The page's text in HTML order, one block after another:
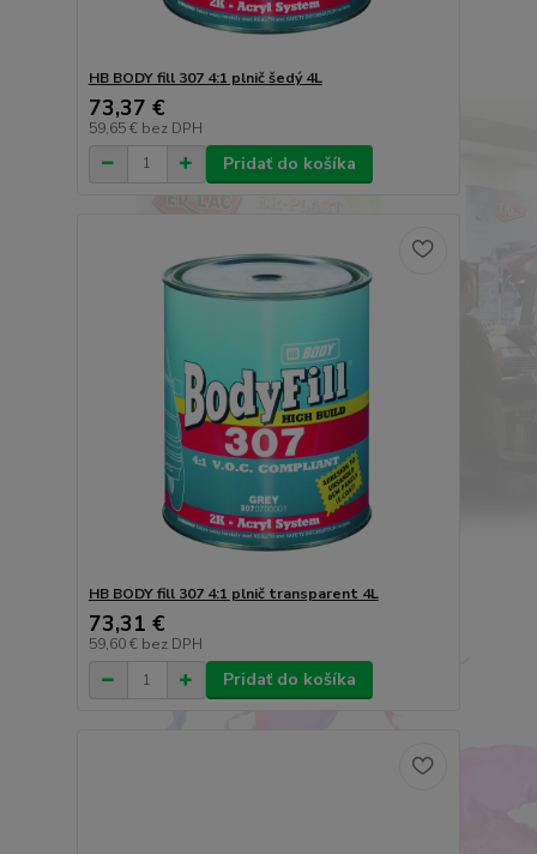
HB BODY fill 307 4:1 plnič šedý 4L
73,37 €
59,65 € bez DPH
Pridať do košíka
HB BODY fill 307 4:1 plnič transparent 4L
73,31 €
59,60 € bez DPH
Pridať do košíka